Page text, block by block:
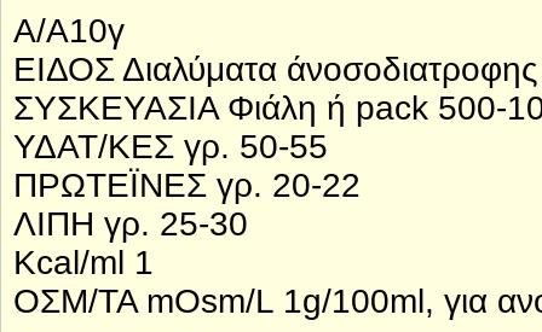
Α/Α10γ
ΕΙΔΟΣ Διαλύματα άνοσοδιατροφης
ΣΥΣΚΕΥΑΣΙΑ Φιάλη ή pack 500-
ΥΔΑΤ/ΚΕΣ γρ. 50-55
ΠΡΩΤΕΪΝΕΣ γρ. 20-22
ΛΙΠΗ γρ. 25-30
Kcal/ml 1
ΟΣΜ/ΤΑ mOsm/L 1g/100ml, για